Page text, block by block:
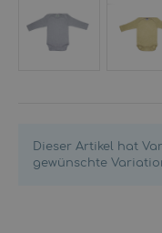
meliert meliert
Dieser Artikel hat
gewünschte